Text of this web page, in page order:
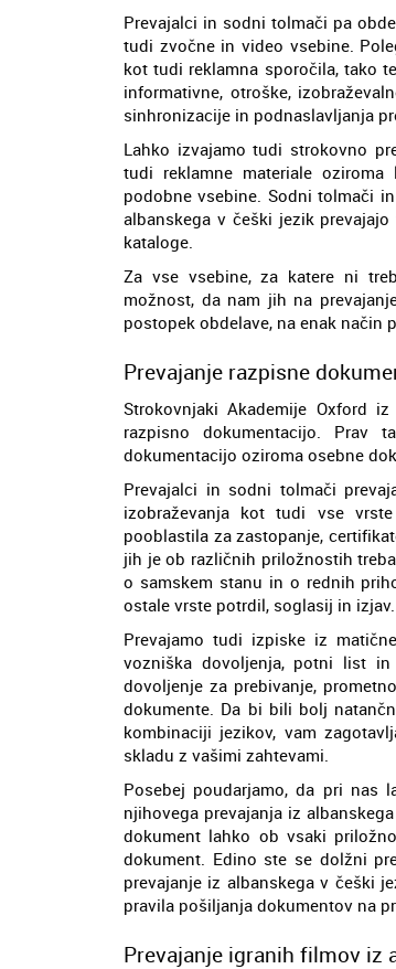
Prevajalci in sodni tolmači pa
tudi zvočne in video vsebine.
kot tudi reklamna sporočila, tako
informativne, otroške,
sinhronizacije in podnaslavljanja
Lahko izvajamo tudi strokovno
tudi reklamne materiale
podobne vsebine. Sodni tolmači
albanskega v češki jezik
kataloge.
Za vse vsebine, za katere ni
možnost, da nam jih na
postopek obdelave, na enak način
Prevajanje razpisne
Strokovnjaki Akademije Oxford
razpisno dokumentacijo. Prav
dokumentacijo oziroma osebne
Prevajalci in sodni tolmači
izobraževanja kot tudi vse
pooblastila za zastopanje,
jih je ob različnih priložnostih
o samskem stanu in o rednih
ostale vrste potrdil, soglasij in izjav.
Prevajamo tudi izpiske iz
vozniška dovoljenja, potni list
dovoljenje za prebivanje,
dokumente. Da bi bili bolj
kombinaciji jezikov, vam
skladu z vašimi zahtevami.
Posebej poudarjamo, da pri nas
njihovega prevajanja iz
dokument lahko ob vsaki
dokument. Edino ste se dolžni
prevajanje iz albanskega v češki
pravila pošiljanja dokumentov na
Prevajanje igranih filmov iz